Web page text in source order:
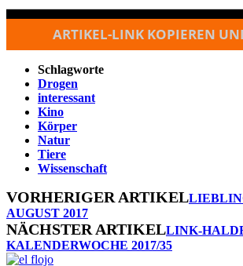
ARTIKEL-LINK KOPIEREN
Schlagworte
Drogen
interessant
Kino
Körper
Natur
Tiere
Wissenschaft
VORHERIGER ARTIKEL
AUGUST 2017
NÄCHSTER ARTIKELLINK-
KALENDERWOCHE 2017/35